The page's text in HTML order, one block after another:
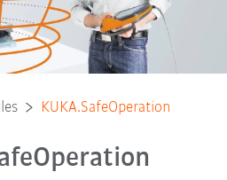
KUKA.SafeOperation